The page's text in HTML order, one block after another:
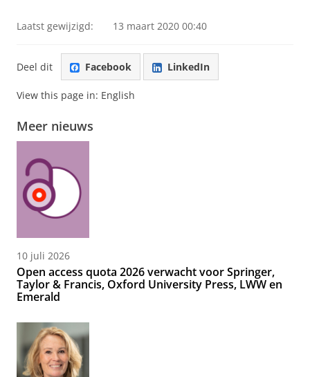
Laatst gewijzigd: 13 maart 2020 00:40
Deel dit Facebook LinkedIn
View this page in: English
Meer nieuws
10 juli 2026
Open access quota 2026 verwacht voor Springer,
Taylor & Francis, Oxford University Press, LWW en
Emerald